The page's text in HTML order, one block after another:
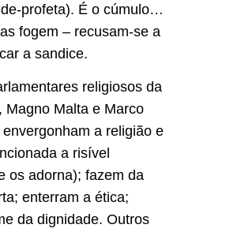
profeta). É o cúmulo…
fogem – recusam-se a
a sandice.
religiosos da
Magno Malta e Marco
a religião e
a risível
os adorna); fazem da
enterram a ética;
da dignidade. Outros